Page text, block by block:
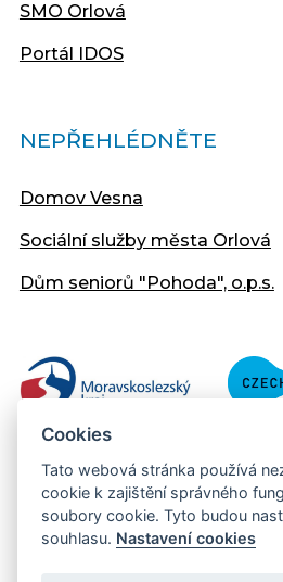
SMO Orlová
Portál IDOS
NEPŘEHLÉDNĚTE
Domov Vesna
Sociální služby města Orlová
Dům seniorů "Pohoda", o.p.s.
Copyright © 2013 - 2026
Cookies
Tato webová stránka používá
cookie k zajištění správného
soubory cookie. Tyto budou
souhlasu. Nastavení cookies